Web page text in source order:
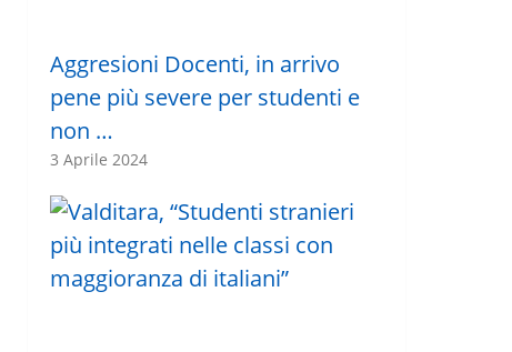
Aggresioni Docenti, in arrivo
pene più severe per studenti e
non …
3 Aprile 2024